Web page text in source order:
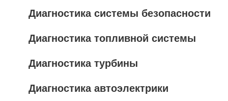
Диагностика системы безопасности
Диагностика топливной системы
Диагностика турбины
Диагностика автоэлектрики